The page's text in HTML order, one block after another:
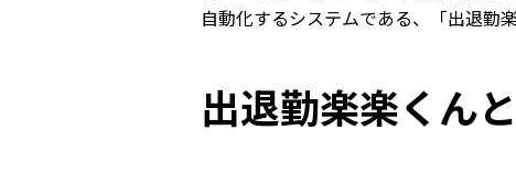
自動化するシステムである、「出退勤
出退勤楽楽くん